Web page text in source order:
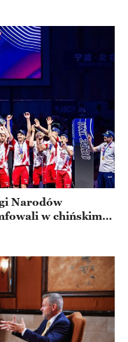
Narodów
w chińskim